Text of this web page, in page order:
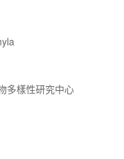
多樣性研究中心